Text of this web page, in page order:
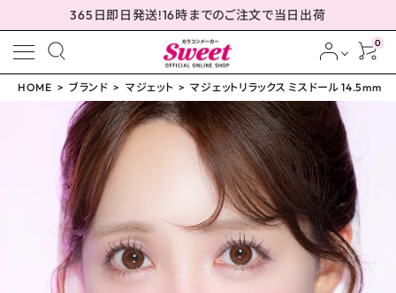
365日即日発送!16時までのご注文で当日出荷
0
meeting_room ログイン person 会員登録
HOME ブランド マジェット マジェットリラックス ミスドール 14.5mm